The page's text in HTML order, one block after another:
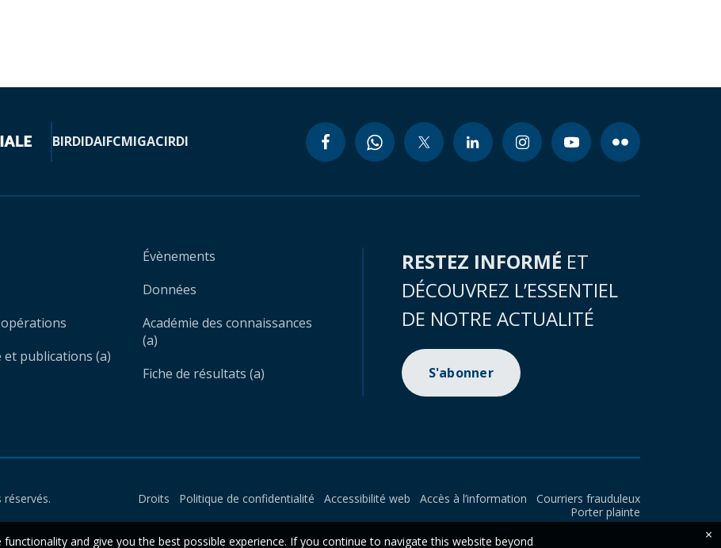
BIRDIDAIFCMIGACIRDI
et publications (a)
Évènements
Données
Académie des connaissances
(a)
Fiche de résultats (a)
RESTEZ INFORMÉ ET
DÉCOUVREZ L’ESSENTIEL
DE NOTRE ACTUALITÉ
S'abonner
Droits Politique de confidentialité Accessibilité web Accès à l’information
Courriers frauduleux
Porter plainte
and give you the best possible experience. If you continue to navigate this website beyond
×